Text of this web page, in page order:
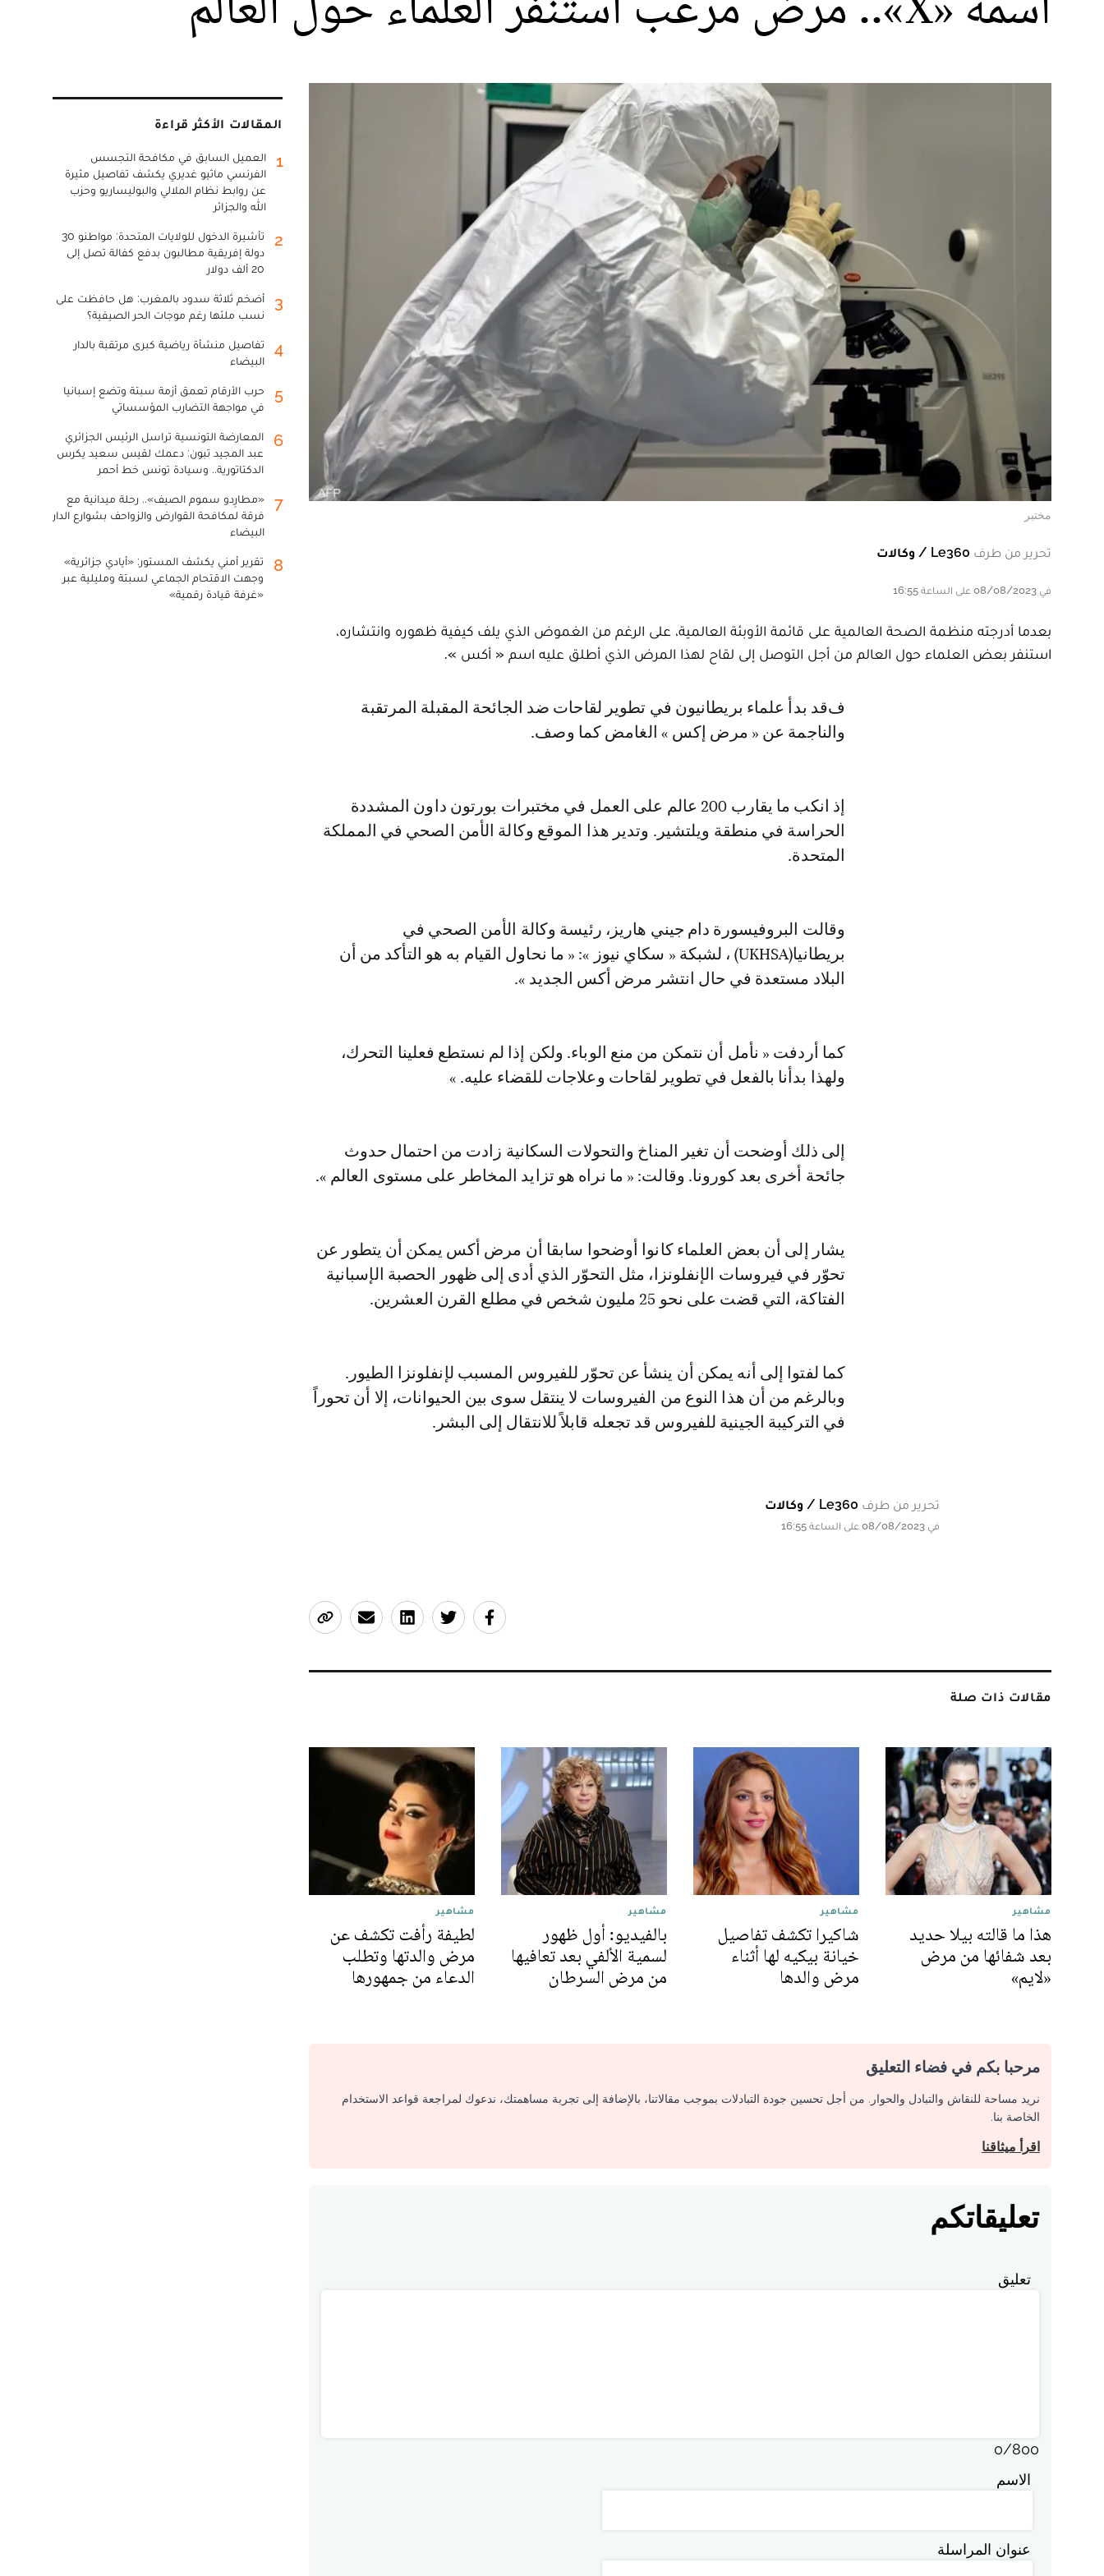
مختبر
تحرير من طرف Le360 / وكالات
في 08/08/2023 على الساعة 16:55
بعدما أدرجته منظمة الصحة العالمية على قائمة الأوبئة العالمية، على الرغم من الغموض الذي يلف كيفية ظهوره وانتشاره،
استنفر بعض العلماء حول العالم من أجل التوصل إلى لقاح لهذا المرض الذي أطلق عليه اسم « أكس ».
فقد بدأ علماء بريطانيون في تطوير لقاحات ضد الجائحة المقبلة المرتقبة
والناجمة عن « مرض إكس » الغامض كما وصف.
إذ انكب ما يقارب 200 عالم على العمل في مختبرات بورتون داون المشددة
الحراسة في منطقة ويلتشير. وتدير هذا الموقع وكالة الأمن الصحي في المملكة
المتحدة.
وقالت البروفيسورة دام جيني هاريز، رئيسة وكالة الأمن الصحي في
بريطانيا(UKHSA) ، لشبكة « سكاي نيوز »: « ما نحاول القيام به هو التأكد من أن
البلاد مستعدة في حال انتشر مرض أكس الجديد ».
كما أردفت « نأمل أن نتمكن من منع الوباء. ولكن إذا لم نستطع فعلينا التحرك،
ولهذا بدأنا بالفعل في تطوير لقاحات وعلاجات للقضاء عليه. »
إلى ذلك أوضحت أن تغير المناخ والتحولات السكانية زادت من احتمال حدوث
جائحة أخرى بعد كورونا. وقالت: « ما نراه هو تزايد المخاطر على مستوى العالم ».
يشار إلى أن بعض العلماء كانوا أوضحوا سابقا أن مرض أكس يمكن أن يتطور عن
تحوّر في فيروسات الإنفلونزا، مثل التحوّر الذي أدى إلى ظهور الحصبة الإسبانية
الفتاكة، التي قضت على نحو 25 مليون شخص في مطلع القرن العشرين.
كما لفتوا إلى أنه يمكن أن ينشأ عن تحوّر للفيروس المسبب لإنفلونزا الطيور.
وبالرغم من أن هذا النوع من الفيروسات لا ينتقل سوى بين الحيوانات، إلا أن تحوراً
في التركيبة الجينية للفيروس قد تجعله قابلاً للانتقال إلى البشر.
تحرير من طرف Le360 / وكالات
في 08/08/2023 على الساعة 16:55
مقالات ذات صلة
مشاهير
هذا ما قالته بيلا حديد
بعد شفائها من مرض
«لايم»
مشاهير
شاكيرا تكشف تفاصيل
خيانة بيكيه لها أثناء
مرض والدها
مشاهير
بالفيديو: أول ظهور
لسمية الألفي بعد تعافيها
من مرض السرطان
مشاهير
لطيفة رأفت تكشف عن
مرض والدتها وتطلب
الدعاء من جمهورها
مرحبا بكم في فضاء التعليق
نريد مساحة للنقاش والتبادل والحوار. من أجل تحسين جودة التبادلات بموجب مقالاتنا، بالإضافة إلى تجربة مساهمتك، ندعوك لمراجعة قواعد الاستخدام
الخاصة بنا.
اقرأ ميثاقنا
تعليقاتكم
تعليق
0/800
الاسم
عنوان المراسلة
المقالات الأكثر قراءة
1
العميل السابق في مكافحة التجسس
الفرنسي ماثيو غديري يكشف تفاصيل مثيرة
عن روابط نظام الملالي والبوليساريو وحزب
الله والجزائر
2
تأشيرة الدخول للولايات المتحدة: مواطنو 30
دولة إفريقية مطالبون بدفع كفالة تصل إلى
20 ألف دولار
3
أضخم ثلاثة سدود بالمغرب: هل حافظت على
نسب ملئها رغم موجات الحر الصيفية؟
4
تفاصيل منشأة رياضية كبرى مرتقبة بالدار
البيضاء
5
حرب الأرقام تعمق أزمة سبتة وتضع إسبانيا
في مواجهة التضارب المؤسساتي
6
المعارضة التونسية تراسل الرئيس الجزائري
عبد المجيد تبون: دعمك لقيس سعيد يكرس
الدكتاتورية.. وسيادة تونس خط أحمر
7
«مطارِدو سموم الصيف».. رحلة ميدانية مع
فرقة لمكافحة القوارض والزواحف بشوارع الدار
البيضاء
8
تقرير أمني يكشف المستور: «أيادي جزائرية»
وجهت الاقتحام الجماعي لسبتة ومليلية عبر
«غرفة قيادة رقمية»